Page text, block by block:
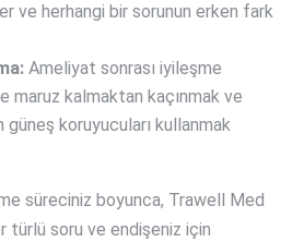
ve herhangi bir sorunun erken fark
Ameliyat sonrası iyileşme
maruz kalmaktan kaçınmak ve
koruyucuları kullanmak
süreciniz boyunca, Trawell Med
türlü soru ve endişeniz için